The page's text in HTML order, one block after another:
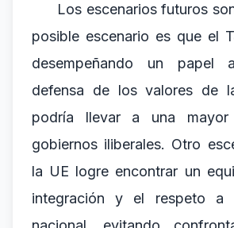
Los escenarios futuros
posible escenario es que el
desempeñando un papel
defensa de los valores de
podría llevar a una mayor
gobiernos iliberales. Otro
la UE logre encontrar un
integración y el respeto a